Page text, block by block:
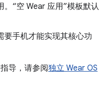
。“空 Wear 应用”模板默认
要手机才能实现其核心功
导，请参阅独立 Wear OS